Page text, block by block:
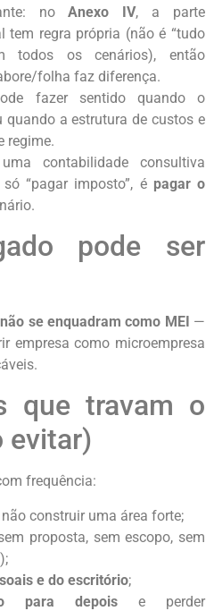
noAnexo IV, a parte
tem regra própria (não é “tudo
todos os cenários), então
folha faz diferença.
fazer sentido quando o
quando a estrutura de custos e
regime.
contabilidade consultiva
“pagar imposto”, é pagar o
pode ser
se enquadram como MEI —
empresa como microempresa
que travam o
evitar)
frequência:
não construir uma área forte;
proposta, sem escopo, sem
e do escritório;
para depois e perder